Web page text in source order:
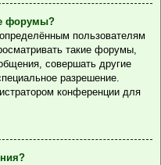
форумы?
пользователям
такие форумы,
совершать другие
разрешение.
конференции для